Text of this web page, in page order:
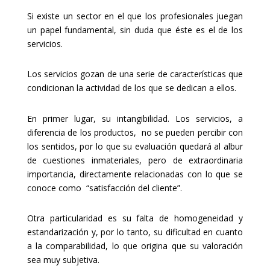
Si existe un sector en el que los profesionales juegan
un papel fundamental, sin duda que éste es el de los
servicios.
Los servicios gozan de una serie de características que
condicionan la actividad de los que se dedican a ellos.
En primer lugar, su intangibilidad. Los servicios, a
diferencia de los productos, no se pueden percibir con
los sentidos, por lo que su evaluación quedará al albur
de cuestiones inmateriales, pero de extraordinaria
importancia, directamente relacionadas con lo que se
conoce como “satisfacción del cliente”.
Otra particularidad es su falta de homogeneidad y
estandarización y, por lo tanto, su dificultad en cuanto
a la comparabilidad, lo que origina que su valoración
sea muy subjetiva.